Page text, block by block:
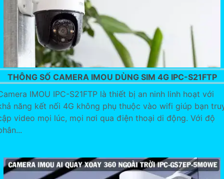
THÔNG SỐ CAMERA IMOU DÙNG SIM 4G IPC-S21FTP
IMOU IPC-S21FTP là thiết bị an ninh linh hoạt với
năng kết nối 4G không phụ thuộc vào wifi giúp bạn
video mọi lúc, mọi nơi qua điện thoại di động. Với độ